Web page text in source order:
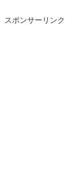
スポンサーリンク